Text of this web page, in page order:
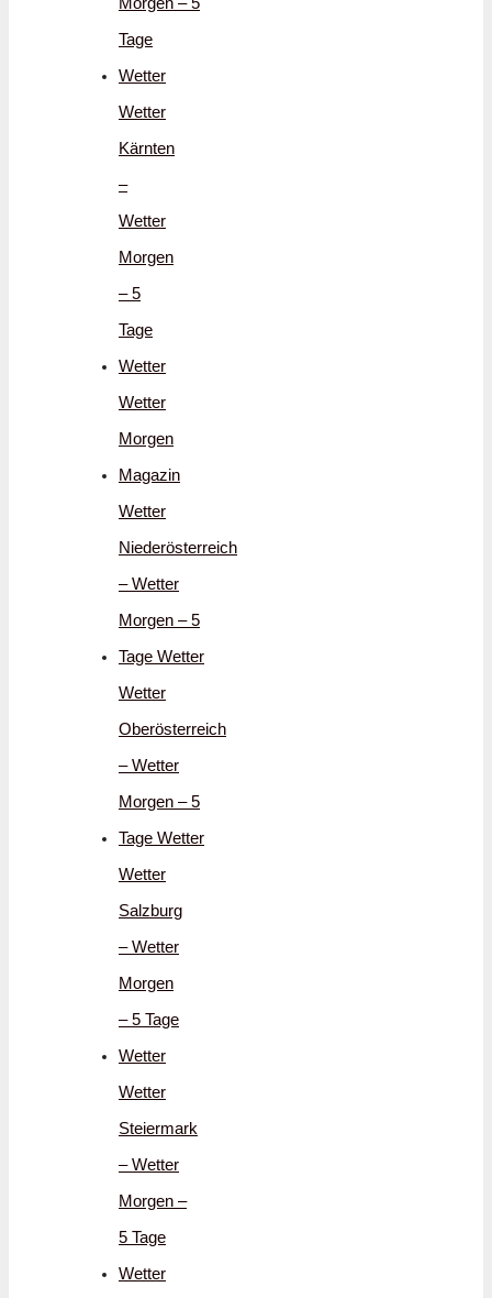
Tage
Wetter
Wetter
Kärnten
–
Wetter
Morgen
– 5
Tage
Wetter
Wetter
Morgen
Magazin
Wetter
Niederösterreich
– Wetter
Morgen – 5
Tage Wetter
Wetter
Oberösterreich
– Wetter
Morgen – 5
Tage Wetter
Wetter
Salzburg
– Wetter
Morgen
– 5 Tage
Wetter
Wetter
Steiermark
– Wetter
Morgen –
5 Tage
Wetter